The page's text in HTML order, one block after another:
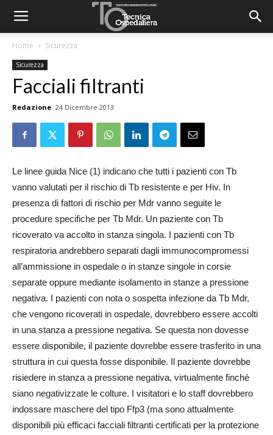
Home Sicurezza
Sicurezza
Facciali filtranti
Redazione 24 Dicembre 2013
Le linee guida Nice (1) indicano che tutti i pazienti con Tb
vanno valutati per il rischio di Tb resistente e per Hiv. In
presenza di fattori di rischio per Mdr vanno seguite le
procedure specifiche per Tb Mdr. Un paziente con Tb
ricoverato va accolto in stanza singola. I pazienti con Tb
respiratoria andrebbero separati dagli immunocompromessi
all’ammissione in ospedale o in stanze singole in corsie
separate oppure mediante isolamento in stanze a pressione
negativa. I pazienti con nota o sospetta infezione da Tb Mdr,
che vengono ricoverati in ospedale, dovrebbero essere accolti
in una stanza a pressione negativa. Se questa non dovesse
essere disponibile, il paziente dovrebbe essere trasferito in una
struttura in cui questa fosse disponibile. Il paziente dovrebbe
risiedere in stanza a pressione negativa, virtualmente finché
siano negativizzate le colture. I visitatori e lo staff dovrebbero
indossare maschere del tipo Ffp3 (ma sono attualmente
disponibili più efficaci facciali filtranti certificati per la protezione